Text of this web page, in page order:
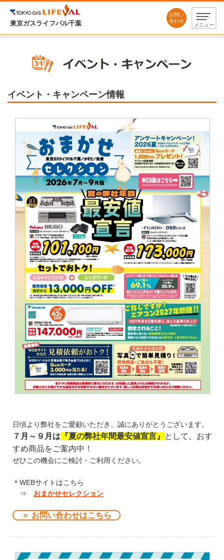
東京ガスライフバル千葉
お問い
合わせ
メニュー
イベント・キャンペーン情報
日頃より弊社をご愛顧いただき、誠にありがとうございます。
７月～９月は 『夏の弊社年間最安値宣言』
として、おす
すめ商品をご案内中！
ぜひこの機会にご検討・ご利用ください。
＊WEBサイトはこちら
⇒ おまかせセレクション
＞ お問い合わせはこちら